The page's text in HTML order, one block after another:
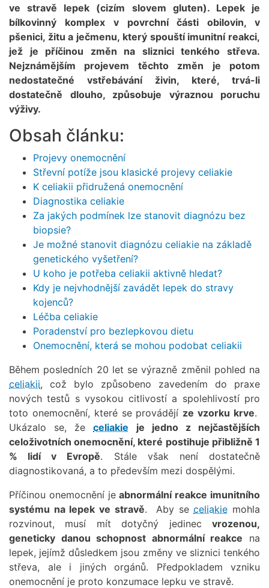
ve stravě lepek (cizím slovem gluten). Lepek je
bílkovinný komplex v povrchní části obilovin, v
pšenici, žitu a ječmenu, který spouští imunitní reakci,
jež je příčinou změn na sliznici tenkého střeva.
Nejznámějším projevem těchto změn je potom
nedostatečné vstřebávání živin, které, trvá-li
dostatečně dlouho, způsobuje výraznou poruchu
výživy.
Obsah článku:
Projevy onemocnění
Střevní potíže jsou klasické projevy celiakie
K celiakii přidružená onemocnění
Diagnostika celiakie
Za jakých podmínek lze stanovit diagnózu bez
biopsie?
Je možné stanovit diagnózu celiakie na základě
genetického vyšetření?
U koho je potřeba celiakii aktivně hledat?
Kdy je nejvhodnější zavádět lepek do stravy
kojenců?
Léčba celiakie
Poradenství pro bezlepkovou dietu
Onemocnění, která se mohou podobat celiakii
Během posledních 20 let se výrazně změnil pohled na
celiakii, což bylo způsobeno zavedením do praxe
nových testů s vysokou citlivostí a spolehlivostí pro
toto onemocnění, které se provádějí ze vzorku krve.
Ukázalo se, žeceliakie je jedno z nejčastějších
celoživotních onemocnění, které postihuje přibližně 1
% lidí v Evropě. Stále však není dostatečně
diagnostikovaná, a to především mezi dospělými.
Příčinou onemocnění jeabnormální reakce imunitního
systému na lepek ve stravě. Aby seceliakie mohla
rozvinout, musí mít dotyčný jedinec vrozenou,
geneticky danou schopnost abnormální reakce na
lepek, jejímž důsledkem jsou změny ve sliznici tenkého
střeva, ale i jiných orgánů. Předpokladem vzniku
onemocnění je proto konzumace lepku ve stravě.